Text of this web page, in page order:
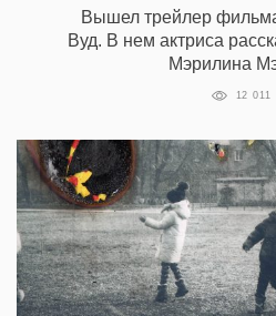
Вышел трейлер
Вуд. В нем актриса
Мэрилина
12 011